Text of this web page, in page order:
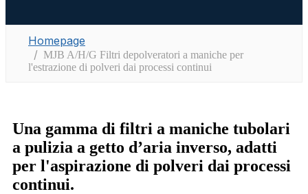
Homepage
MJB A/H/G Filtri depolveratori a maniche per
l'estrazione di polveri dai processi continui
Una gamma di filtri a maniche tubolari
a pulizia a getto d’aria inverso, adatti
per l'aspirazione di polveri dai processi
continui.